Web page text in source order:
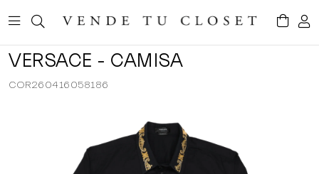
VERSACE - CAMISA
COR260416058186